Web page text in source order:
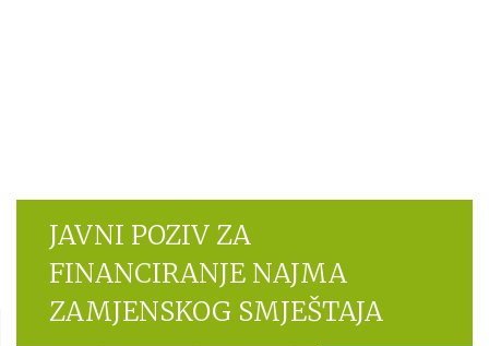
JAVNI POZIV ZA
FINANCIRANJE NAJMA
ZAMJENSKOG SMJEŠTAJA